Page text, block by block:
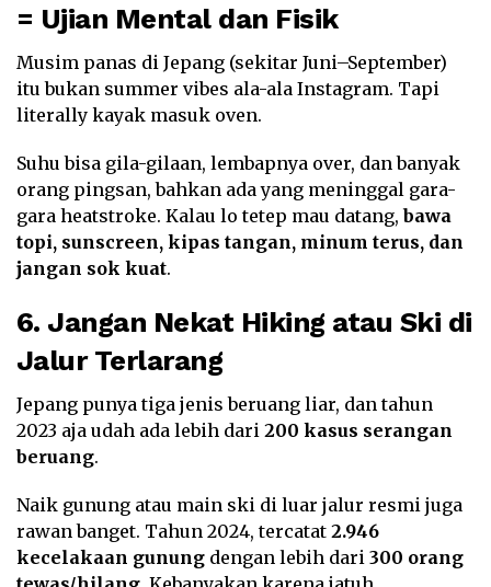
= Ujian Mental dan Fisik
Musim panas di Jepang (sekitar Juni–September)
itu bukan summer vibes ala-ala Instagram. Tapi
literally kayak masuk oven.
Suhu bisa gila-gilaan, lembapnya over, dan banyak
orang pingsan, bahkan ada yang meninggal gara-
gara heatstroke. Kalau lo tetep mau datang,bawa
topi, sunscreen, kipas tangan, minum terus, dan
jangan sok kuat.
6. Jangan Nekat Hiking atau Ski di
Jalur Terlarang
Jepang punya tiga jenis beruang liar, dan tahun
2023 aja udah ada lebih dari 200 kasus serangan
beruang.
Naik gunung atau main ski di luar jalur resmi juga
rawan banget. Tahun 2024, tercatat 2.946
kecelakaan gunung dengan lebih dari 300 orang